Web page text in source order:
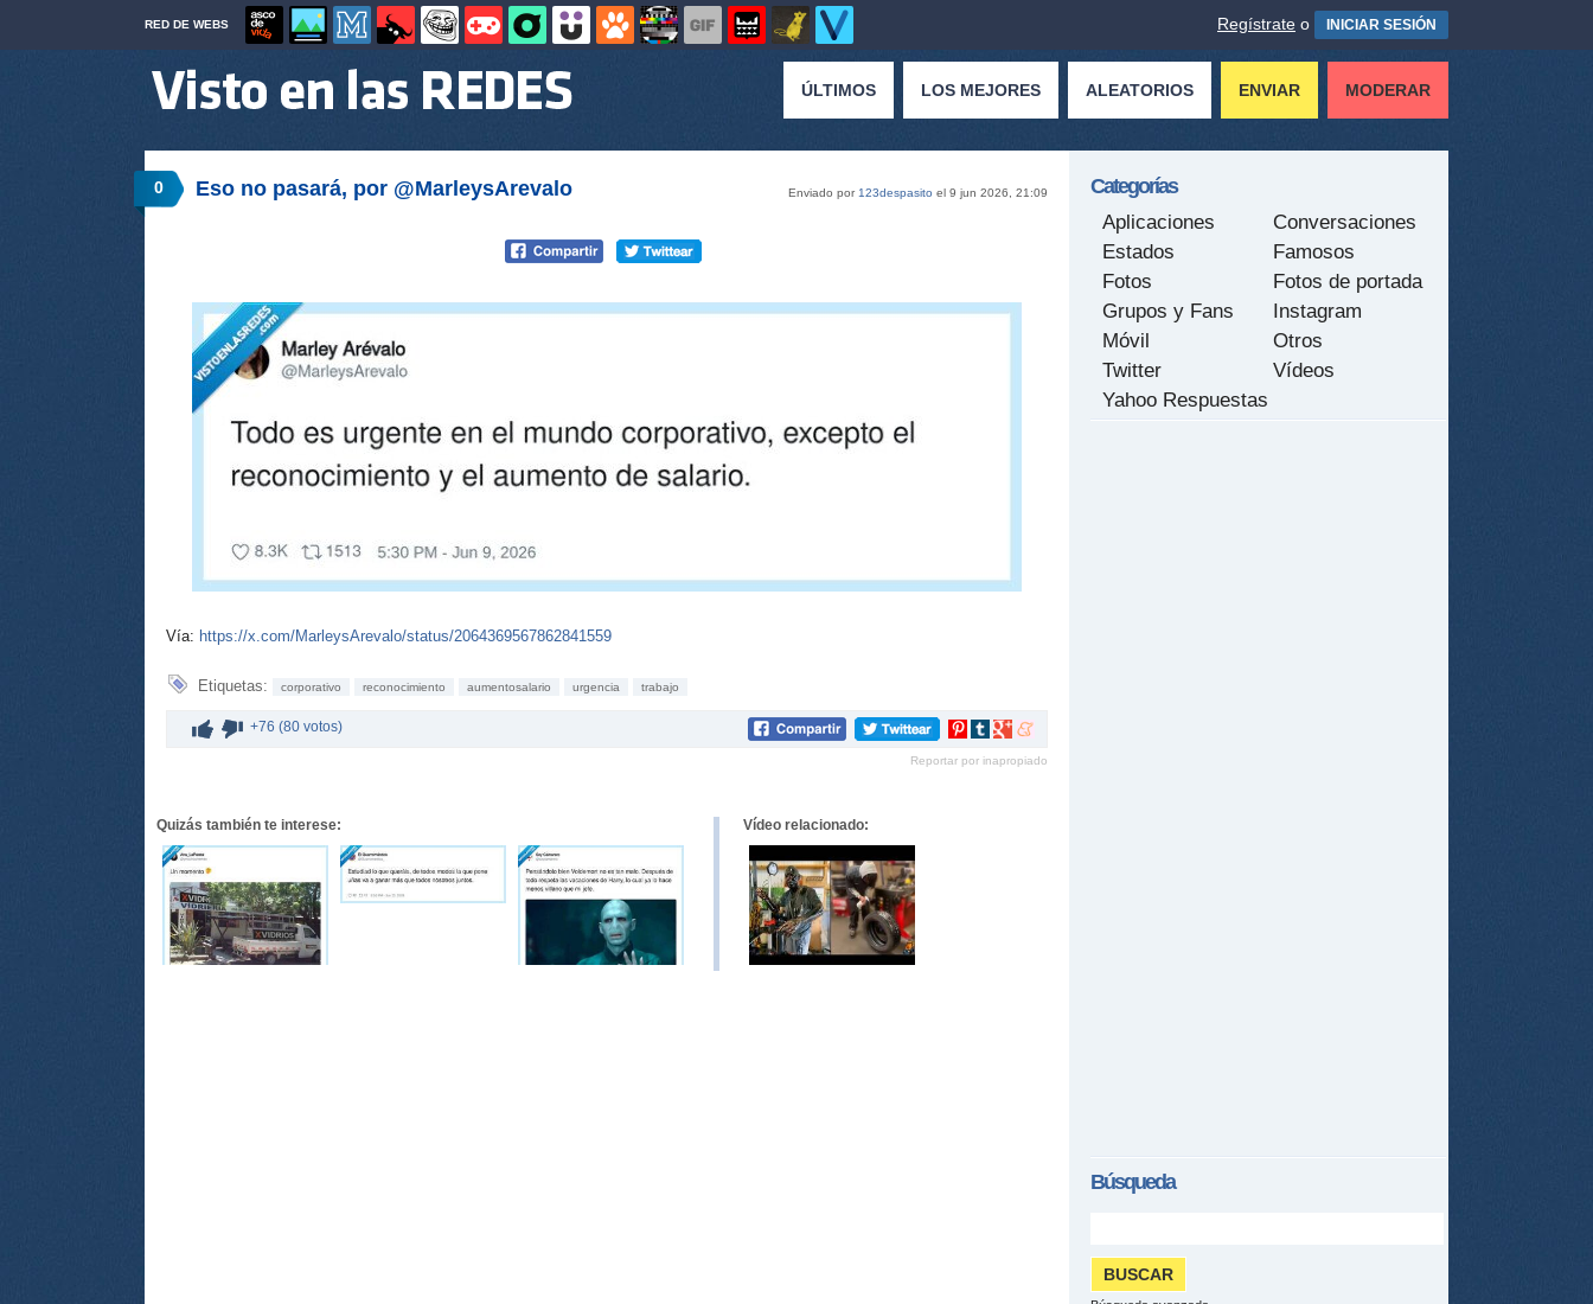
RED DE WEBS Regístrate o INICIAR SESIÓN
ÚLTIMOS LOS MEJORES ALEATORIOS ENVIAR MODERAR
0 Enviado por 123despasito el 9 jun 2026, 21:09
Eso no pasará, por @MarleysArevalo
Vía: https://x.com/MarleysArevalo/status/2064369567862841559
Etiquetas: corporativo reconocimiento aumentosalario urgencia trabajo
+76 (80 votos)
Compartir
Pinterest
Compartir
tumblr
Compartir
Google+
Compartir
meneame
Reportar por inapropiado
Quizás también te interese: Vídeo relacionado:
Categorías
Aplicaciones
Conversaciones
Estados
Famosos
Fotos
Fotos de portada
Grupos y Fans
Instagram
Móvil
Otros
Twitter
Vídeos
Yahoo Respuestas
Búsqueda